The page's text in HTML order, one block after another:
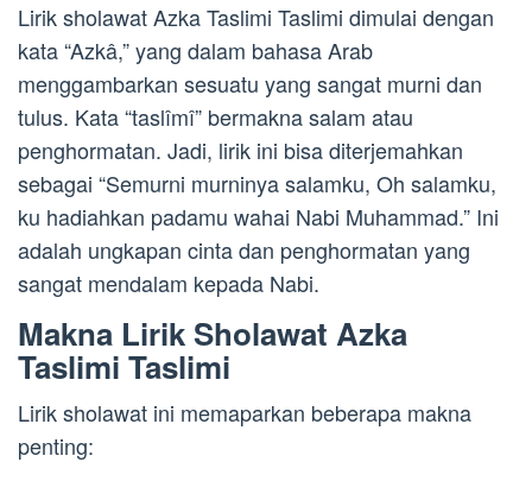
Lirik sholawat Azka Taslimi Taslimi dimulai dengan
kata “Azkâ,” yang dalam bahasa Arab
menggambarkan sesuatu yang sangat murni dan
tulus. Kata “taslîmî” bermakna salam atau
penghormatan. Jadi, lirik ini bisa diterjemahkan
sebagai “Semurni murninya salamku, Oh salamku,
ku hadiahkan padamu wahai Nabi Muhammad.” Ini
adalah ungkapan cinta dan penghormatan yang
sangat mendalam kepada Nabi.
Makna Lirik Sholawat Azka
Taslimi Taslimi
Lirik sholawat ini memaparkan beberapa makna
penting: